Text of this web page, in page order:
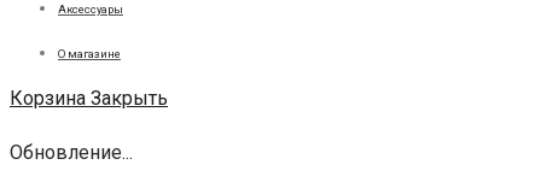
Аксессуары
О магазине
Корзина Закрыть
Обновление...